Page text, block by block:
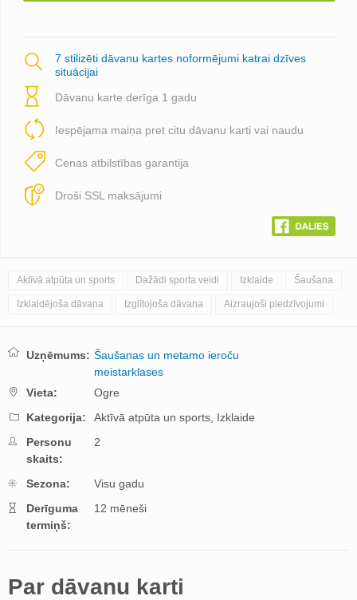
7 stilizēti dāvanu kartes noformējumi katrai dzīves
situācijai
Dāvanu karte derīga 1 gadu
Iespējama maiņa pret citu dāvanu karti vai naudu
Cenas atbilstības garantija
Droši SSL maksājumi
Aktīvā atpūta un sports Dažādi sporta veidi Izklaide Šaušana
Izklaidējoša dāvana Izglītojoša dāvana Aizraujoši piedzīvojumi
Uzņēmums: Šaušanas un metamo ieroču
meistarklases
Vieta:
Ogre
Kategorija:
Aktīvā atpūta un sports, Izklaide
Personu
skaits:
2
Sezona:
Visu gadu
Derīguma
termiņš:
12 mēneši
Par dāvanu karti